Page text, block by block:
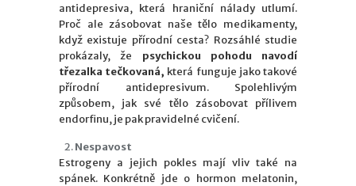
antidepresiva, která hraniční nálady utlumí.
Proč ale zásobovat naše tělo medikamenty,
když existuje přírodní cesta? Rozsáhlé studie
prokázaly, že psychickou pohodu navodí
třezalka tečkovaná, která funguje jako takové
přírodní antidepresivum. Spolehlivým
způsobem, jak své tělo zásobovat přílivem
endorfinu, je pak pravidelné cvičení.
Nespavost
Estrogeny a jejich pokles mají vliv také na
spánek. Konkrétně jde o hormon melatonin,